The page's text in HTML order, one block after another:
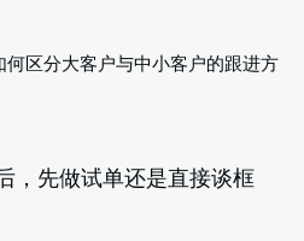
何区分大客户与中小客户的跟进方
，先做试单还是直接谈框